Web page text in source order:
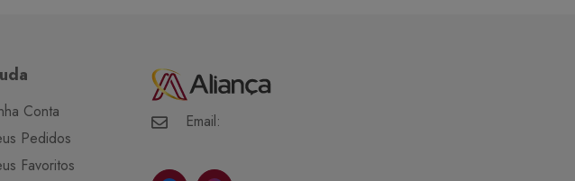
Conta
Pedidos
Favoritos
Email: